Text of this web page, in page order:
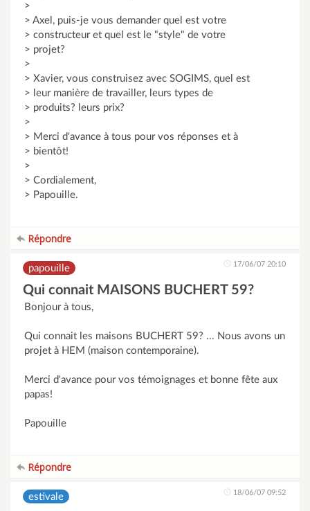
>
> Axel, puis-je vous demander quel est votre
> constructeur et quel est le "style" de votre
> projet?
>
> Xavier, vous construisez avec SOGIMS, quel est
> leur manière de travailler, leurs types de
> produits? leurs prix?
>
> Merci d'avance à tous pour vos réponses et à
> bientôt!
>
> Cordialement,
> Papouille.
Répondre
papouille 17/06/07 20:10
Qui connait MAISONS BUCHERT 59?
Bonjour à tous,
Qui connait les maisons BUCHERT 59? ... Nous avons un
projet à HEM (maison contemporaine).
Merci d'avance pour vos témoignages et bonne fête aux
papas!
Papouille
Répondre
estivale 18/06/07 09:52